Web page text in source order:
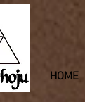
HOME